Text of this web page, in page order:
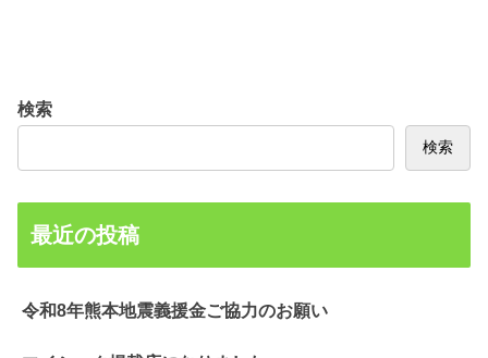
検索
検索
最近の投稿
令和8年熊本地震義援金ご協力のお願い